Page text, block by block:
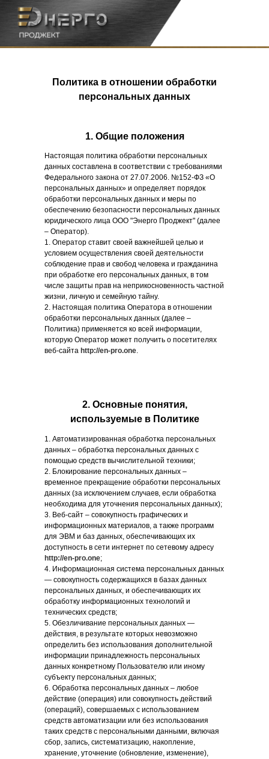
Политика в отношении обработки
персональных данных
Настоящая политика обработки персональных
данных составлена в соответствии с требованиями
Федерального закона от 27.07.2006. №152-ФЗ «О
персональных данных» и определяет порядок
обработки персональных данных и меры по
обеспечению безопасности персональных данных
юридического лица ООО "Энерго Проджект" (далее
– Оператор).
1. Оператор ставит своей важнейшей целью и
условием осуществления своей деятельности
соблюдение прав и свобод человека и гражданина
при обработке его персональных данных, в том
числе защиты прав на неприкосновенность частной
жизни, личную и семейную тайну.
2. Настоящая политика Оператора в отношении
обработки персональных данных (далее –
Политика) применяется ко всей информации,
которую Оператор может получить о посетителях
веб-сайта http://en-pro.one.
1. Общие положения
1. Автоматизированная обработка персональных
данных – обработка персональных данных с
помощью средств вычислительной техники;
2. Блокирование персональных данных –
временное прекращение обработки персональных
данных (за исключением случаев, если обработка
необходима для уточнения персональных данных);
3. Веб-сайт – совокупность графических и
информационных материалов, а также программ
для ЭВМ и баз данных, обеспечивающих их
доступность в сети интернет по сетевому адресу
http://en-pro.one;
4. Информационная система персональных данных
— совокупность содержащихся в базах данных
персональных данных, и обеспечивающих их
обработку информационных технологий и
технических средств;
5. Обезличивание персональных данных —
действия, в результате которых невозможно
определить без использования дополнительной
информации принадлежность персональных
данных конкретному Пользователю или иному
субъекту персональных данных;
6. Обработка персональных данных – любое
действие (операция) или совокупность действий
(операций), совершаемых с использованием
средств автоматизации или без использования
таких средств с персональными данными, включая
сбор, запись, систематизацию, накопление,
хранение, уточнение (обновление, изменение),
2. Основные понятия,
используемые в Политике